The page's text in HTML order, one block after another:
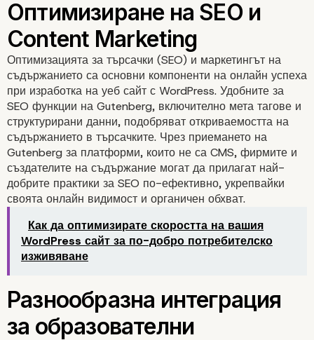
Овластяване на
създаването на
съдържание
Оптимизацията за търсачки (SEO) и маркетингът на
съдържанието са основни компоненти на онлайн успеха
при изработка на уеб сайт с WordPress. Удобните за
SEO функции на Gutenberg, включително мета тагове и
структурирани данни, подобряват откриваемостта на
съдържанието в търсачките. Чрез приемането на
Gutenberg за платформи, които не са CMS, фирмите и
създателите на съдържание могат да прилагат най-
добрите практики за SEO по-ефективно, укрепвайки
своята онлайн видимост и органичен обхват.
Как да оптимизирате скоростта на вашия
WordPress сайт за по-добро потребителско
изживяване